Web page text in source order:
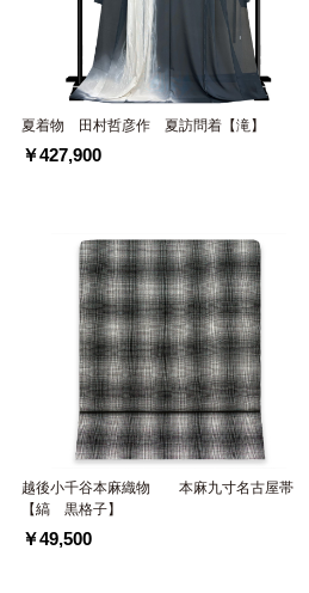
夏着物 田村哲彦作 夏訪問着【滝】
￥427,900
越後小千谷本麻織物 本麻九寸名古屋帯
【縞 黒格子】
￥49,500